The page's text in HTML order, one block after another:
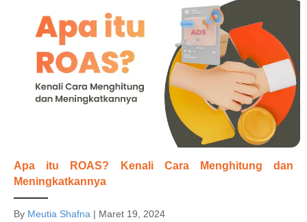
Apa itu ROAS? Kenali Cara Menghitung dan
Meningkatkannya
By Meutia Shafna | Maret 19, 2024